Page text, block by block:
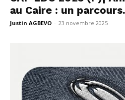
au Caire : un
Justin AGBEVO - 23 novembre 2025